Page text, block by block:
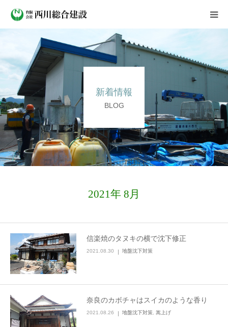
新着情報
BLOG
2021年 8月
信楽焼のタヌキの横で沈下修正
2021.08.30 地盤沈下対策
奈良のカボチャはスイカのような香り
2021.08.26 地盤沈下対策 嵩上げ
会社案内
事業紹介
施工実績
新着情報
よくある質問
LINEでのお問い合わせ